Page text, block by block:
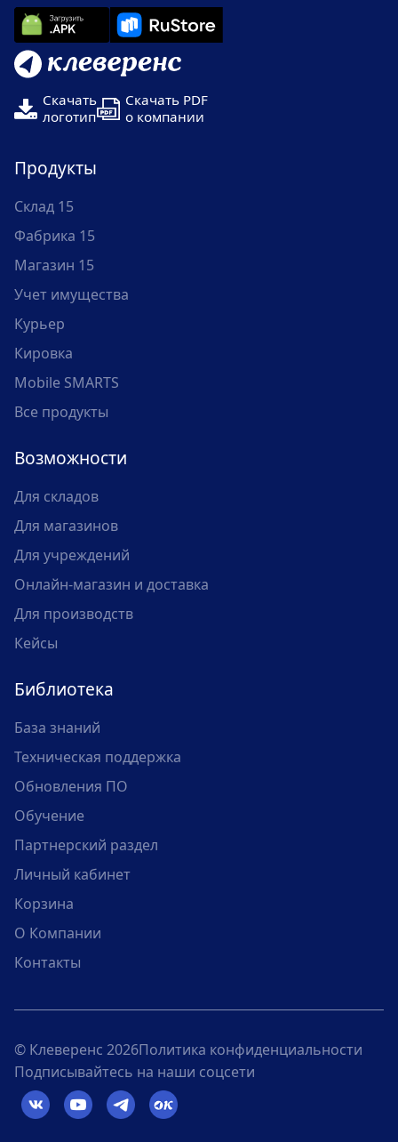
Скачать
логотип
Скачать PDF
о компании
Продукты
Склад 15
Фабрика 15
Магазин 15
Учет имущества
Курьер
Кировка
Mobile SMARTS
Все продукты
Возможности
Для складов
Для магазинов
Для учреждений
Онлайн-магазин и доставка
Для производств
Кейсы
Библиотека
База знаний
Техническая поддержка
Обновления ПО
Обучение
Партнерский раздел
Личный кабинет
Корзина
О Компании
Контакты
© Клеверенс 2026Политика конфиденциальности
Подписывайтесь на наши соцсети